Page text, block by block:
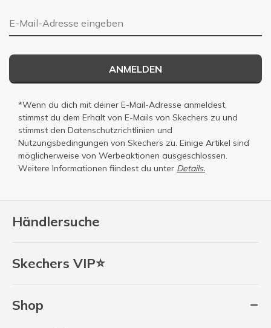
Händlersuche
Skechers VIP⭐
Shop
E-Mail-Adresse
ANMELDEN
*Wenn du dich mit deiner E-Mail-Adresse anmeldest,
stimmst du dem Erhalt von E-Mails von Skechers zu und
stimmst den Datenschutzrichtlinien und
Nutzungsbedingungen von Skechers zu. Einige Artikel sind
möglicherweise von Werbeaktionen ausgeschlossen.
Weitere Informationen fiindest du unter Details.